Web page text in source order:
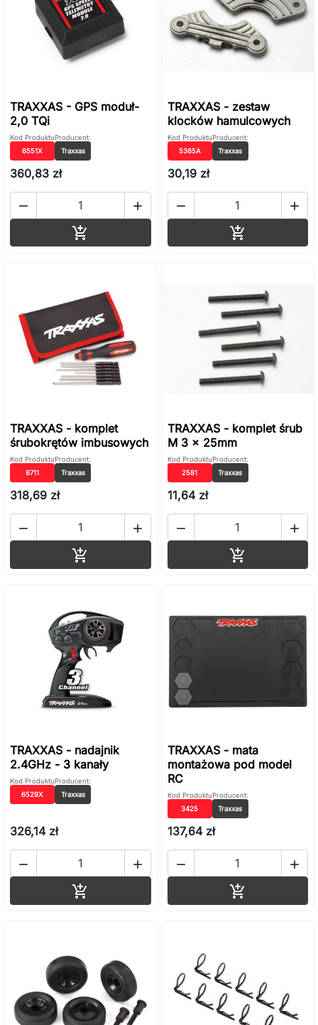
TRAXXAS - GPS moduł-
2,0 TQi
Kod Produktu
6551X
Producent:
Traxxas
360,83 zł
 

TRAXXAS - zestaw
klocków hamulcowych
Kod Produktu
5365A
Producent:
Traxxas
30,19 zł
 

TRAXXAS - komplet
śrubokrętów imbusowych
Kod Produktu
8711
Producent:
Traxxas
318,69 zł
 

TRAXXAS - komplet śrub
M 3 x 25mm
Kod Produktu
2581
Producent:
Traxxas
11,64 zł
 

TRAXXAS - nadajnik
2.4GHz - 3 kanały
Kod Produktu
6529X
Producent:
Traxxas
326,14 zł
 

TRAXXAS - mata
montażowa pod model
RC
Kod Produktu
3425
Producent:
Traxxas
137,64 zł
 
